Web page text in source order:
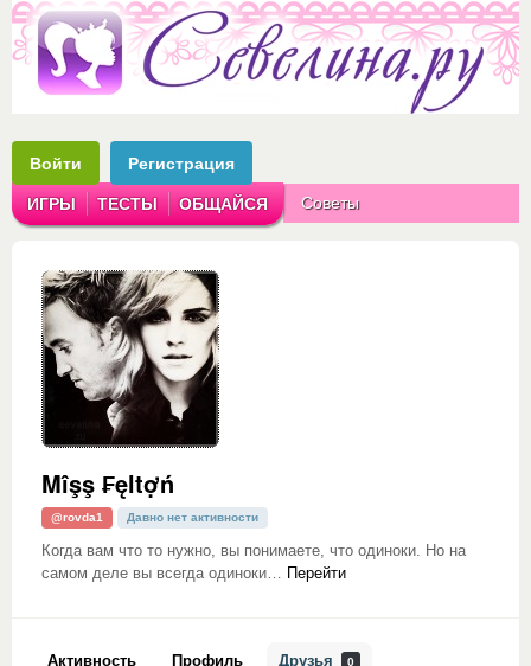
Войти Регистрация
ИГРЫ ТЕСТЫ ОБЩАЙСЯ Советы
Mîşş ₣ęltợń
@rovda1 Давно нет активности
Когда вам что то нужно, вы понимаете, что одиноки. Но на
самом деле вы всегда одиноки…
Перейти
Активность Профиль Друзья 0